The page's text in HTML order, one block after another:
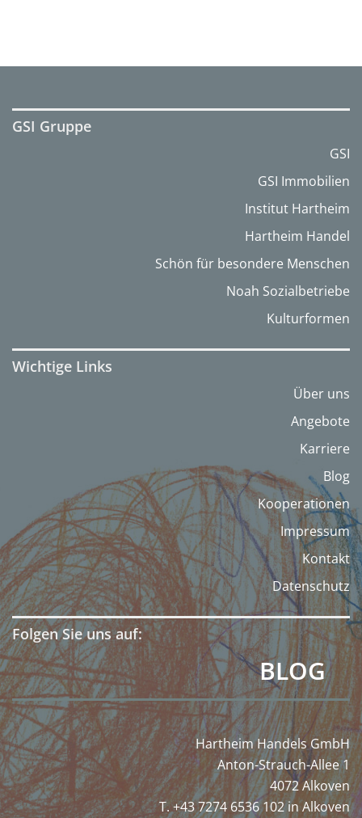
GSI Gruppe
GSI
GSI Immobilien
Institut Hartheim
Hartheim Handel
Schön für besondere Menschen
Noah Sozialbetriebe
Kulturformen
Wichtige Links
Über uns
Angebote
Karriere
Blog
Kooperationen
Impressum
Kontakt
Datenschutz
Folgen Sie uns auf:
BLOG
Hartheim Handels GmbH
Anton-Strauch-Allee 1
4072 Alkoven
T. +43 7274 6536 102 in Alkoven